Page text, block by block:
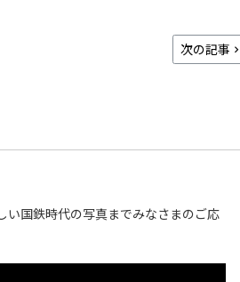
次の記事
い国鉄時代の写真までみなさまのご応